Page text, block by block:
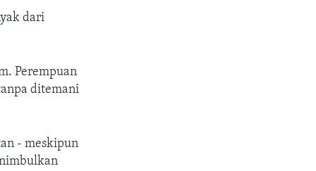
dari
Perempuan
ditemani
- meskipun